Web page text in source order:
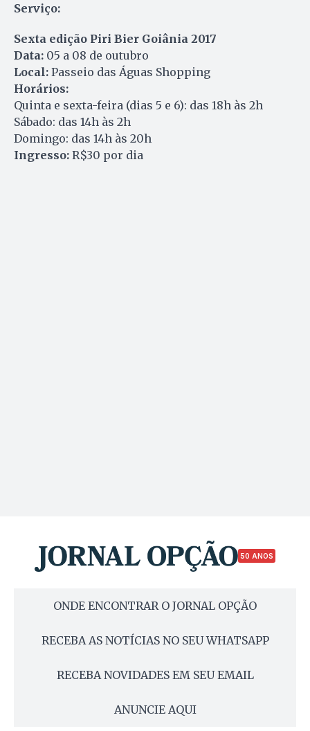
Serviço:
Sexta edição Piri Bier Goiânia 2017
Data: 05 a 08 de outubro
Local: Passeio das Águas Shopping
Horários:
Quinta e sexta-feira (dias 5 e 6): das 18h às 2h
Sábado: das 14h às 2h
Domingo: das 14h às 20h
Ingresso: R$30 por dia
50 ANOS
ONDE ENCONTRAR O JORNAL OPÇÃO
RECEBA AS NOTÍCIAS NO SEU WHATSAPP
RECEBA NOVIDADES EM SEU EMAIL
ANUNCIE AQUI